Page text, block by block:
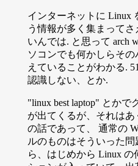
インターネットに Linux
う情報が多く集まって
いんでは. と思って arch
ソコンでも何かしらそ
えていることがわかる.
認識しない、とか.
"linux best laptop" とかで
が出てくるが、それはあ
の話であって、 通常の
ルのものはそういった
ら、はじめから Linux